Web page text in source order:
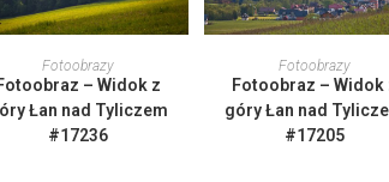
WYBIERZ OPCJE
Ten
produkt
ma
wiele
wariantów.
Opcje
można
Fotoobrazy
– Widok z
Łan nad Tyliczem
#17236
WYBIERZ OPCJE
Ten
produkt
ma
wiele
Opcje
można
Fotoobrazy
Fotoobraz – Widok
góry Łan nad
#17205